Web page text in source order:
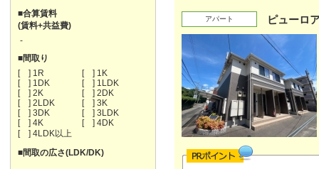
■合算賃料
(賃料+共益費)
-
■間取り
[ ] 1R
[ ] 1K
[ ] 1DK
[ ] 1LDK
[ ] 2K
[ ] 2DK
[ ] 2LDK
[ ] 3K
[ ] 3DK
[ ] 3LDK
[ ] 4K
[ ] 4DK
[ ] 4LDK以上
■間取の広さ(LDK/DK)
アパート ピューロ